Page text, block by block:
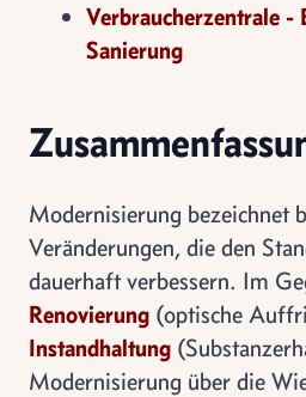
Verbraucherzentrale -
Sanierung
Modernisierung bezeichnet
Veränderungen, die den
dauerhaft verbessern. Im
Renovierung (optische
Instandhaltung
Modernisierung über die